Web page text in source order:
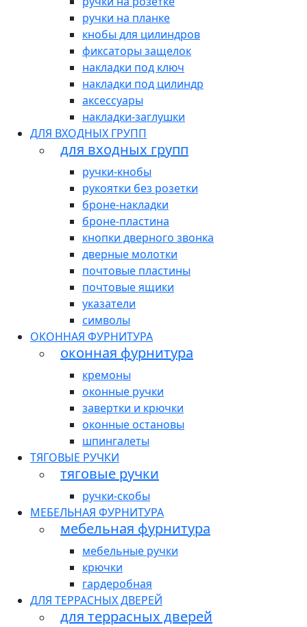
ручки на планке
кнобы для цилиндров
фиксаторы защелок
накладки под ключ
накладки под цилиндр
аксессуары
накладки-заглушки
ДЛЯ ВХОДНЫХ ГРУПП
для входных групп
ручки-кнобы
рукоятки без розетки
броне-накладки
броне-пластина
кнопки дверного звонка
дверные молотки
почтовые пластины
почтовые ящики
указатели
символы
ОКОННАЯ ФУРНИТУРА
оконная фурнитура
кремоны
оконные ручки
завертки и крючки
оконные остановы
шпингалеты
ТЯГОВЫЕ РУЧКИ
тяговые ручки
ручки-скобы
МЕБЕЛЬНАЯ ФУРНИТУРА
мебельная фурнитура
мебельные ручки
крючки
гардеробная
ДЛЯ ТЕРРАСНЫХ ДВЕРЕЙ
для террасных дверей